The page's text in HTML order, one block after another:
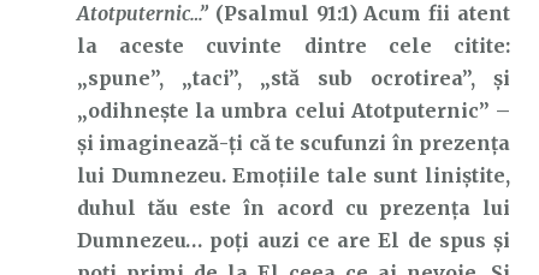
Atotputernic…” (Psalmul 91:1) Acum fii atent
la aceste cuvinte dintre cele citite:
„spune”, „taci”, „stă sub ocrotirea”, și
„odihnește la umbra celui Atotputernic” –
și imaginează-ți că te scufunzi în prezența
lui Dumnezeu. Emoțiile tale sunt liniștite,
duhul tău este în acord cu prezența lui
Dumnezeu… poți auzi ce are El de spus și